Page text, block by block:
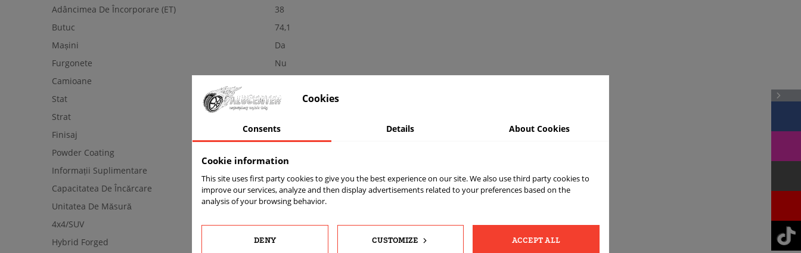
Adâncimea De Încorporare (ET)
38
Butuc
74,1
Mașini
Da
Furgonete
Nu
Camioane
Stat
Nou
Strat
Finisaj
MBPC - machined black
Powder Coating
Informații Suplimentare
Capacitatea De Încărcare
850
Unitatea De Măsură
set (4 bucăți)
4x4/SUV
Tak
Hybrid Forged
Tak
Cookies
Consents Details About Cookies
Cookie information
This site uses first party cookies to give you the best experience on our site. We also use third party cookies to
improve our services, analyze and then display advertisements related to your preferences based on the
analysis of your browsing behavior.
DENY CUSTOMIZE ACCEPT ALL